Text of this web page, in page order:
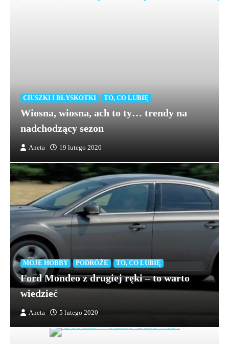
CIUSZKI I BŁYSKOTKI TO, CO LUBIĘ
Wiosna, wiosna, ach to ty… trendy na
nadchodzący sezon
Aneta 19 lutego 2020
MOJE HOBBY PODRÓŻE TO, CO LUBIĘ
Ford Mondeo z drugiej ręki – to warto
wiedzieć
Aneta 5 lutego 2020